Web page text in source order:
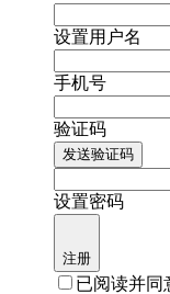
设置用户名
手机号
验证码
发送验证码
设置密码
注册
已阅读并同